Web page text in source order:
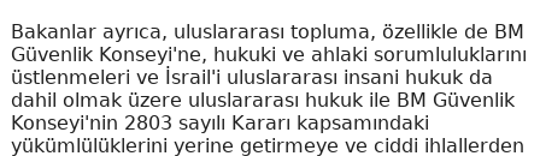
Bakanlar ayrıca, uluslararası topluma, özellikle de BM
Güvenlik Konseyi'ne, hukuki ve ahlaki sorumluluklarını
üstlenmeleri ve İsrail'i uluslararası insani hukuk da
dahil olmak üzere uluslararası hukuk ile BM Güvenlik
Konseyi'nin 2803 sayılı Kararı kapsamındaki
yükümlülüklerini yerine getirmeye ve ciddi ihlallerden